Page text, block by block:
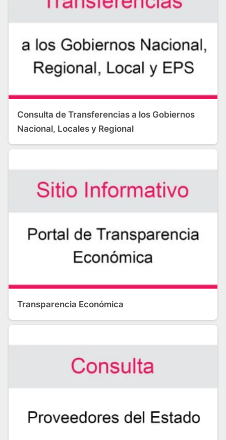
Consulta de Transferencias a los Gobiernos
Nacional, Locales y Regional
Transparencia Económica